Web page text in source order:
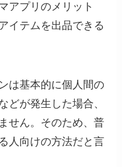
アプリのメリット
イテムを出品できる
は基本的に個人間の
どが発生した場合、
せん。そのため、普
人向けの方法だと言